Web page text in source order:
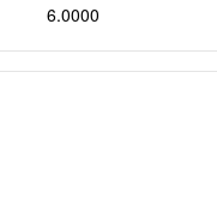
6.0000